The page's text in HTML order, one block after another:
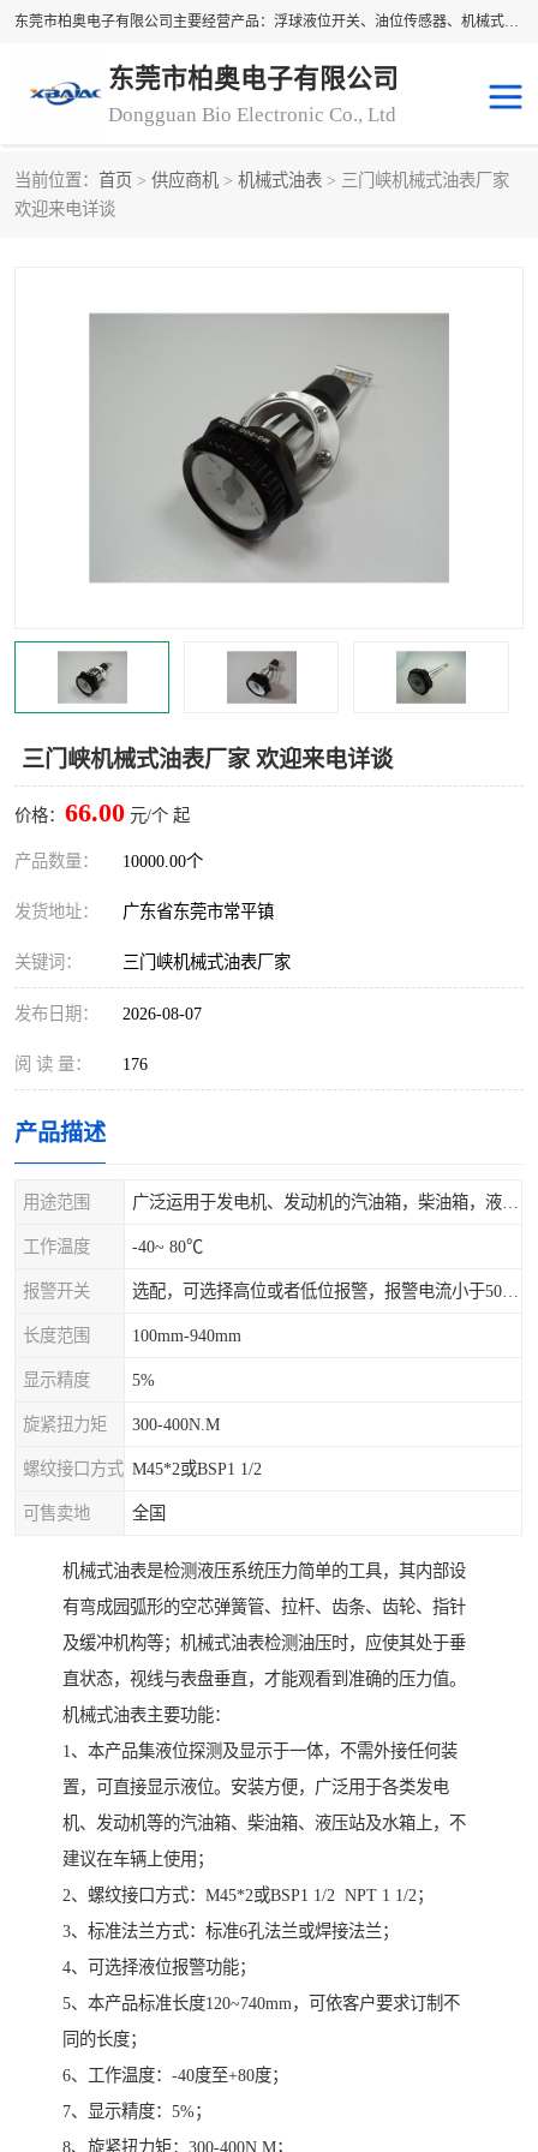
东莞市柏奥电子有限公司主要经营产品：浮球液位开关、油位传感器、机械式油表、浮球液位计、水位控制浮球阀、料位开关，水流开关、油水位控制配套仪表等。柏奥电子，您可信赖的合作伙伴
东莞市柏奥电子有限公司
Dongguan Bio Electronic Co., Ltd
当前位置： 首页 > 供应商机 > 机械式油表 > 三门峡机械式油表厂家
欢迎来电详谈
三门峡机械式油表厂家 欢迎来电详谈
价格： 66.00 元/个 起
产品数量： 10000.00个
发货地址： 广东省东莞市常平镇
关键词： 三门峡机械式油表厂家
发布日期： 2026-08-07
阅 读 量： 176
产品描述
用途范围
工作温度 -40~ 80℃
报警开关
长度范围 100mm-940mm
显示精度 5%
旋紧扭力矩 300-400N.M
螺纹接口方式 M45*2或BSP1 1/2
可售卖地 全国
机械式油表是检测液压系统压力简单的工具，其内部设
有弯成园弧形的空芯弹簧管、拉杆、齿条、齿轮、指针
及缓冲机构等；机械式油表检测油压时，应使其处于垂
直状态，视线与表盘垂直，才能观看到准确的压力值。
机械式油表主要功能：
1、本产品集液位探测及显示于一体，不需外接任何装
置，可直接显示液位。安装方便，广泛用于各类发电
机、发动机等的汽油箱、柴油箱、液压站及水箱上，不
建议在车辆上使用；
2、螺纹接口方式：M45*2或BSP1 1/2 NPT 1 1/2；
3、标准法兰方式：标准6孔法兰或焊接法兰；
4、可选择液位报警功能；
5、本产品标准长度120~740mm，可依客户要求订制不
同的长度；
6、工作温度：-40度至+80度；
7、显示精度：5%；
8、旋紧扭力矩：300-400N.M；
浮球液位开关
浮球阀
转速表